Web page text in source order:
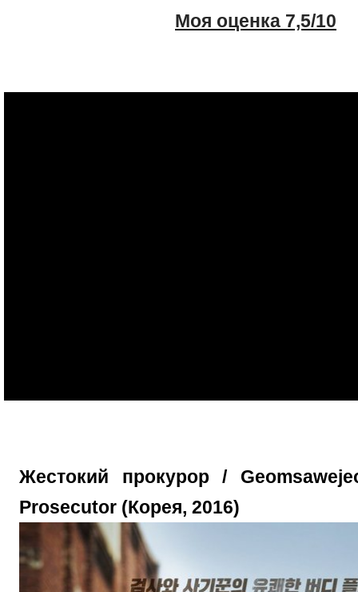
Моя оценка 7,5/10
Жестокий прокурор /
Prosecutor (Корея, 2016)